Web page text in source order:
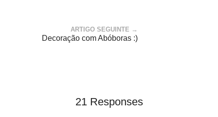
ARTIGO SEGUINTE →
Decoração com Abóboras :)
21 Responses